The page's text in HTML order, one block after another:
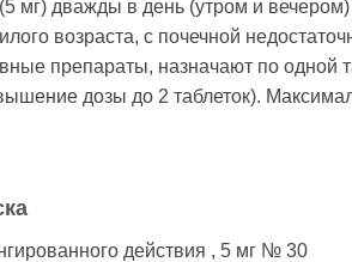
(5 мг) дважды в день (утром и
возраста, с почечной
препараты, назначают по одной
дозы до 2 таблеток).
действия , 5 мг № 30